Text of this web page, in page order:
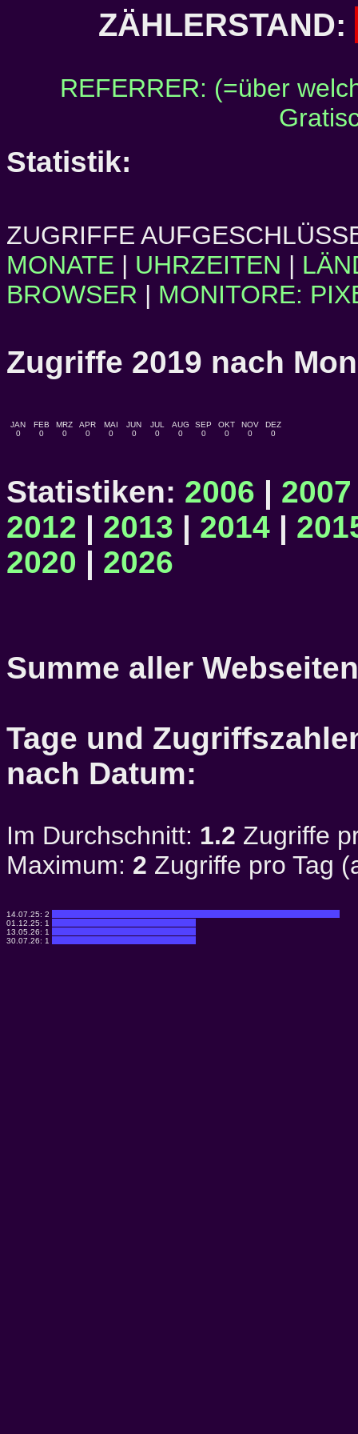
ZÄHLERSTAND:
REFERRER: (=über
Statistik:
ZUGRIFFE
MONATE | UHRZEITEN |
BROWSER | MONITORE:
Zugriffe 2019 nach
JAN
0
FEB
0
MRZ
0
APR
0
MAI
0
JUN
0
JUL
0
AUG
0
SEP
0
OKT
0
NOV
0
DEZ
0
Statistiken: 2006 | 2007
2012 | 2013 | 2014 |
2020 | 2026
Summe aller
Tage und
nach Datum:
Im Durchschnitt: 1.2 Zugriffe
Maximum: 2 Zugriffe pro Tag
14.07.25: 2
01.12.25: 1
13.05.26: 1
30.07.26: 1